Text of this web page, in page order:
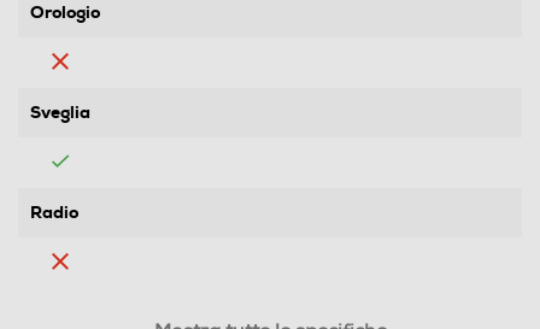
Orologio
Sveglia
Radio